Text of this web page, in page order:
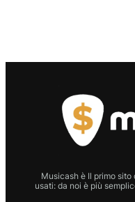
Musicash è Il primo
usati: da noi è più